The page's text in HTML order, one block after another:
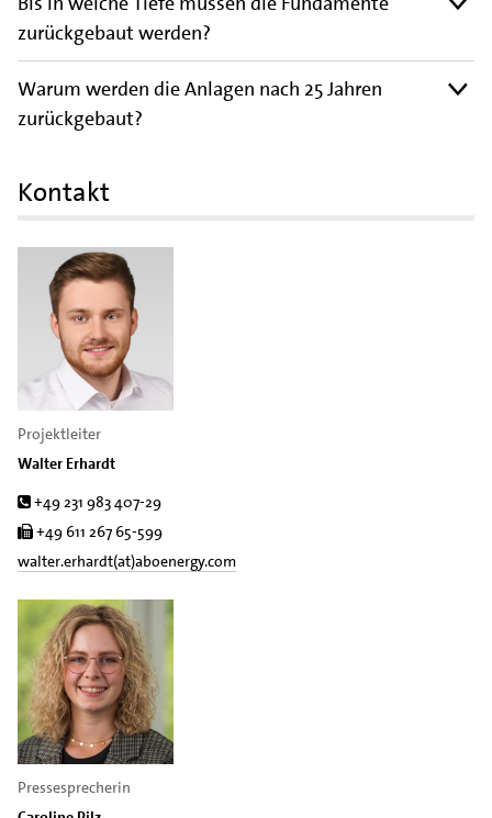
zurückgebaut werden?
Warum werden die Anlagen nach 25 Jahren
zurückgebaut?
Kontakt
Projektleiter
Walter Erhardt
Tel.
+49 231 983 407-29
Fax
+49 611 267 65-599
walter.erhardt(at)aboenergy.com
Pressesprecherin